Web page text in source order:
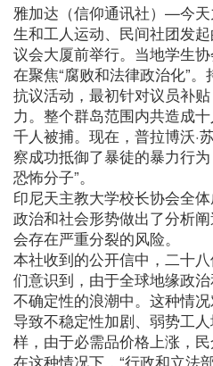
雅加达（信仰通讯社）—今
生和工人运动、民间社团发
议会大厦前举行。当地学生
在聚焦“腐败和法律政治化”
抗议活动，最初针对议员补
力。整个群岛范围内共造成
千人被捕。现在，普拉博沃·
察成功抵御了暴徒的暴力行
恐怖分子”。
印尼天主教大学校长协会全
政治和社会形势做出了分析
会存在严重分裂的风险。
本社收到的公开信中，二十
们意识到，由于全球地缘政
不确定性的浪潮中。这种情
导致不稳定性加剧、弱势工
样，由于必需品价格上涨，民
在这种情况下，“行政和立法